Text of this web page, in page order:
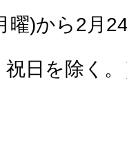
)から2月
日を除く。